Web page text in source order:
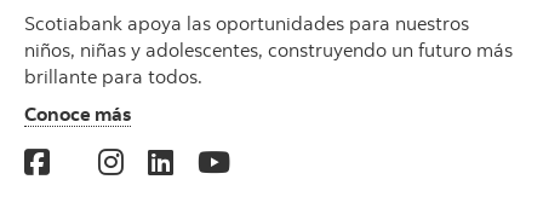
Scotiabank apoya las oportunidades para nuestros
niños, niñas y adolescentes, construyendo un futuro más
brillante para todos.
Conoce más